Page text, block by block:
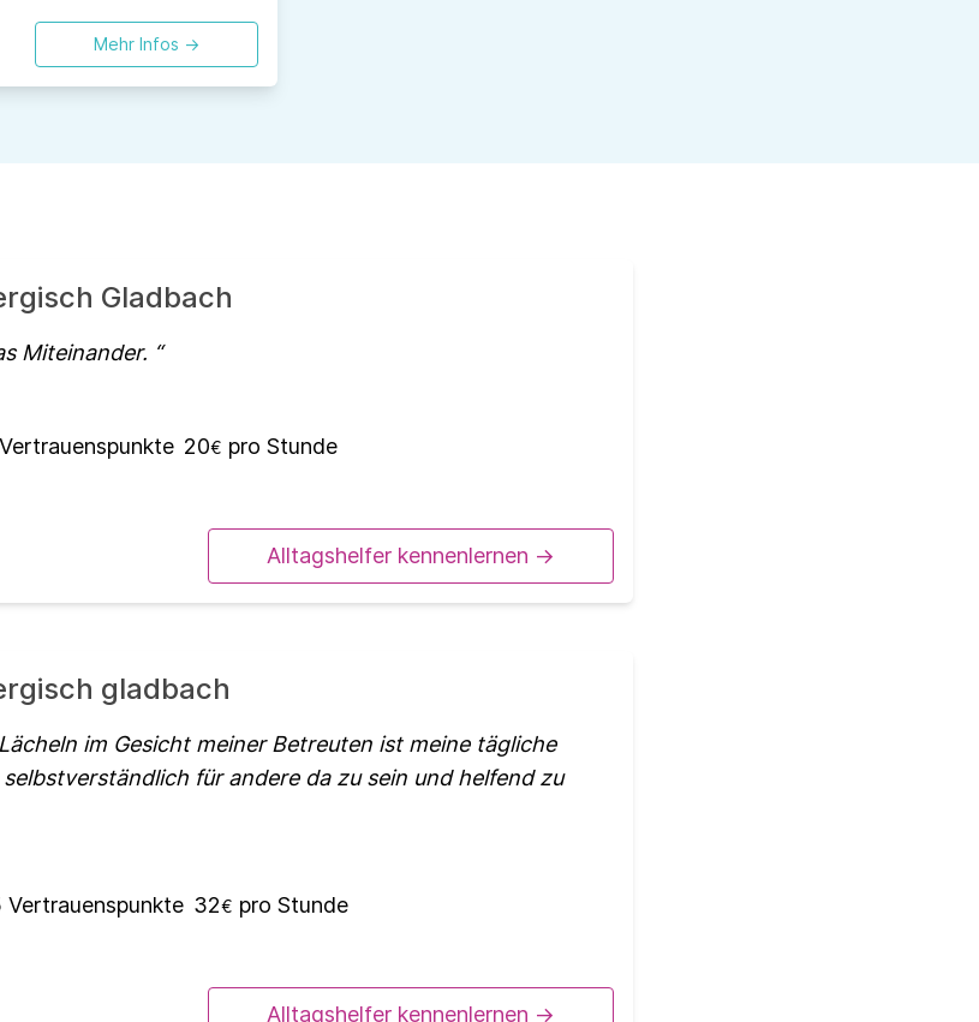
Mehr Infos ->
Gladbach
Miteinander.
Vertrauenspunkte 20€ pro Stunde
Alltagshelfer kennenlernen ->
gladbach
im Gesicht meiner Betreuten ist meine tägliche
für andere da zu sein und helfend zu
Vertrauenspunkte 32€ pro Stunde
Alltagshelfer kennenlernen ->